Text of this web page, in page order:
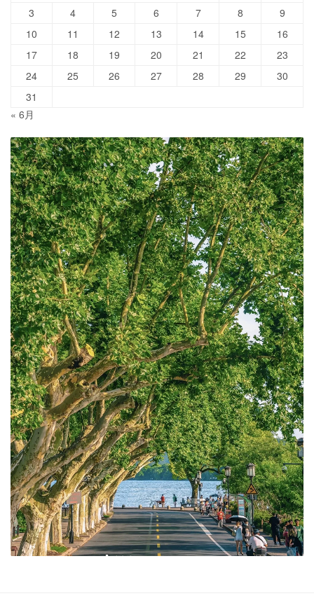
3
4 5 6 7 8
9
10
11 12 13 14 15
16
17
18 19 20 21 22
23
24
25 26 27 28 29
30
31
« 6月